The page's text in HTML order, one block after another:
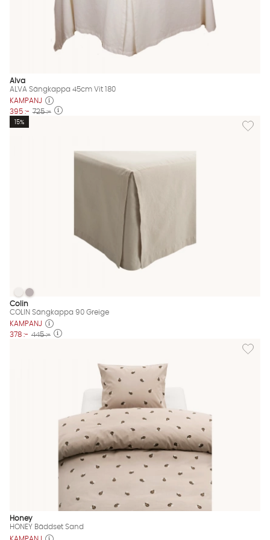
Alva
ALVA Sängkappa 45cm Vit 180
KAMPANJ
395 :- 725 :-
Lägg
15%
COLIN Sängkappa 90 Greige Finns även i dessa färger:
COLIN Sängkappa 90 Greige
COLIN Sängkappa 90 Greige
Colin
COLIN Sängkappa 90 Greige
KAMPANJ
378 :- 445 :-
Lägg
Honey
HONEY Bäddset Sand
KAMPANJ